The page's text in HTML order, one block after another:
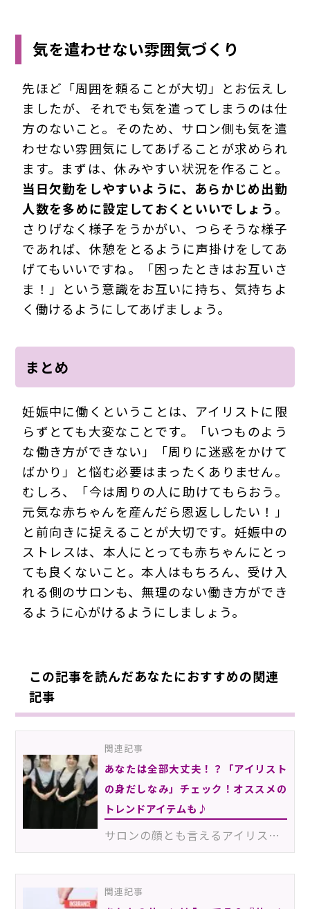
気を遣わせない雰囲気づくり
先ほど「周囲を頼ることが大切」とお伝えし
ましたが、それでも気を遣ってしまうのは仕
方のないこと。そのため、サロン側も気を遣
わせない雰囲気にしてあげることが求められ
ます。まずは、休みやすい状況を作ること。
当日欠勤をしやすいように、あらかじめ出勤
人数を多めに設定しておくといいでしょう 。
さりげなく様子をうかがい、つらそうな様子
であれば、休憩をとるように声掛けをしてあ
げてもいいですね。「困ったときはお互いさ
ま！」という意識をお互いに持ち、気持ちよ
く働けるようにしてあげましょう。
まとめ
妊娠中に働くということは、アイリストに限
らずとても大変なことです。「いつものよう
な働き方ができない」「周りに迷惑をかけて
ばかり」と悩む必要はまったくありません。
むしろ、「今は周りの人に助けてもらおう。
元気な赤ちゃんを産んだら恩返ししたい！」
と前向きに捉えることが大切です。妊娠中の
ストレスは、本人にとっても赤ちゃんにとっ
ても良くないこと。本人はもちろん、受け入
れる側のサロンも、無理のない働き方ができ
るように心がけるようにしましょう。
この記事を読んだあなたにおすすめの関連
記事
関連記事
あなたは全部大丈夫！？「アイリスト
の身だしなみ」チェック！オススメの
トレンドアイテムも♪
サロンの顔とも言えるアイリスト。きれいになりたくてマツエクサロンを訪れたのに、アイリストの身だしな…
関連記事